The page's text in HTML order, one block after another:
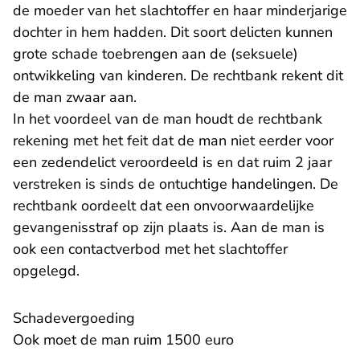
de moeder van het slachtoffer en haar minderjarige
dochter in hem hadden. Dit soort delicten kunnen
grote schade toebrengen aan de (seksuele)
ontwikkeling van kinderen. De rechtbank rekent dit
de man zwaar aan.
In het voordeel van de man houdt de rechtbank
rekening met het feit dat de man niet eerder voor
een zedendelict veroordeeld is en dat ruim 2 jaar
verstreken is sinds de ontuchtige handelingen. De
rechtbank oordeelt dat een onvoorwaardelijke
gevangenisstraf op zijn plaats is. Aan de man is
ook een contactverbod met het slachtoffer
opgelegd.
​Schadevergoeding
Ook moet de man ruim 1500 euro